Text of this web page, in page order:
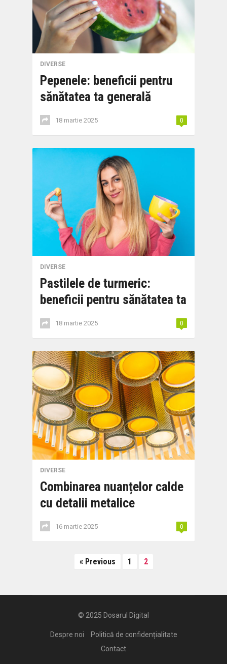
DIVERSE
Pepenele: beneficii pentru
sănătatea ta generală
18 martie 2025 0
DIVERSE
Pastilele de turmeric:
beneficii pentru sănătatea ta
18 martie 2025 0
DIVERSE
Combinarea nuanțelor calde
cu detalii metalice
16 martie 2025 0
« Previous 1 2
© 2025 Dosarul Digital
Despre noi
Politică de confidențialitate
Contact